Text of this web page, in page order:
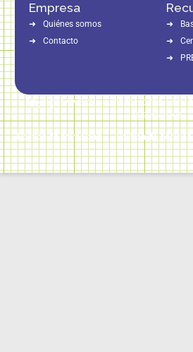
Empresa
Quiénes somos
Contacto
Copyright © 2026 Direct Home
reservados
Política de privacidad Política de cookies